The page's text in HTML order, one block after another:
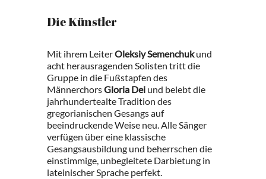
Die Künstler
Mit ihrem LeiterOleksiy Semenchukund
acht herausragenden Solisten tritt die
Gruppe in die Fußstapfen des
MännerchorsGloria Dei und belebt die
jahrhundertealte Tradition des
gregorianischen Gesangs auf
beeindruckende Weise neu. Alle Sänger
verfügen über eine klassische
Gesangsausbildung und beherrschen die
einstimmige, unbegleitete Darbietung in
lateinischer Sprache perfekt.